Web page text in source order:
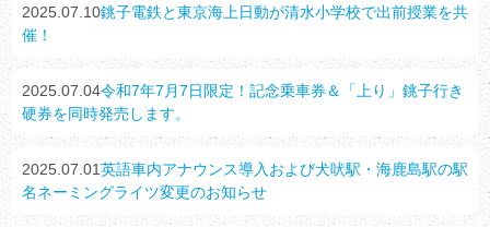
2025.07.10銚子電鉄と東京海上日動が清水小学校で出前授業を共
催！
2025.07.04令和7年7月7日限定！記念乗車券＆「上り」銚子行き
硬券を同時発売します。
2025.07.01英語車内アナウンス導入および犬吠駅・海鹿島駅の駅
名ネーミングライツ変更のお知らせ